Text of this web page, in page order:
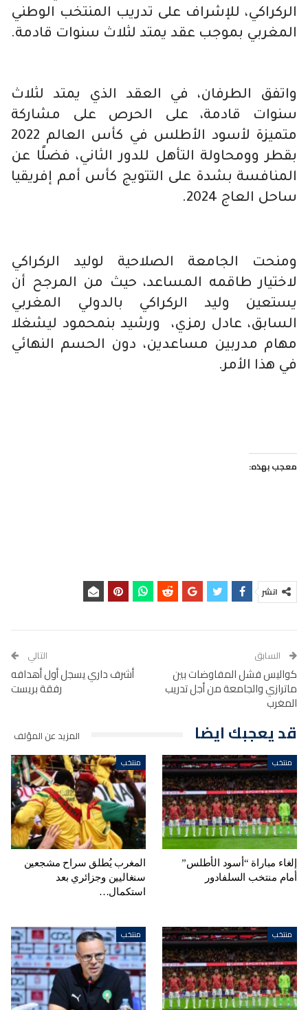
الركراكي، للإشراف على تدريب المنتخب الوطني
المغربي بموجب عقد يمتد لثلاث سنوات قادمة.
واتفق الطرفان، في العقد الذي يمتد لثلاث
سنوات قادمة، على الحرص على مشاركة
متميزة لأسود الأطلس في كأس العالم 2022
بقطر وومحاولة التأهل للدور الثاني، فضلًا عن
المنافسة بشدة على التتويج كأس أمم إفريقيا
ساحل العاج 2024.
ومنحت الجامعة الصلاحية لوليد الركراكي
لاختيار طاقمه المساعد، حيث من المرجح أن
يستعين وليد الركراكي بالدولي المغربي
السابق، عادل رمزي، ورشيد بنمحمود ليشغلا
مهام مدربين مساعدين، دون الحسم النهائي
في هذا الأمر.
معجب بهذه:
انشر
السابق
كواليس فشل المفاوضات بين
ماترازي والجامعة من أجل تدريب
المغرب
التالي
أشرف داري يسجل أول أهدافه
رفقة بريست
قد يعجبك ايضا المزيد عن المؤلف
منتخب
إلغاء مباراة “أسود الأطلس”
أمام منتخب السلفادور
منتخب
المغرب يُطلق سراح مشجعين
سنغاليين وجزائري بعد
استكمال…
منتخب منتخب